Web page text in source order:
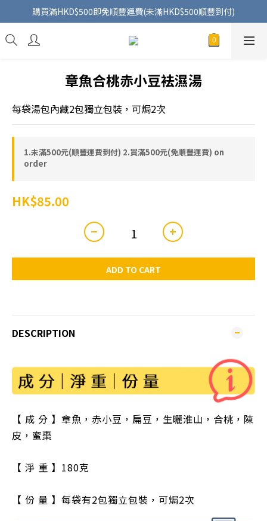
購買滿HKD$500即免順豐運費(未滿HKD$500順豐到付)
章魚合桃赤小豆袪濕湯
每袋湯包內藏2包獨立包裝，可焗2次
1.未滿500元(順豐運費到付) 2.買滿500元(免順豐運費) on
order
HK$85.00
ADD TO CART
DESCRIPTION
【 成 分 】章魚， 赤小豆，扁豆，生曬淮山， 合桃， 陳
皮，蜜棗
【 淨 重 】180克
【 份 量 】每袋有2包獨立包裝，可焗2次